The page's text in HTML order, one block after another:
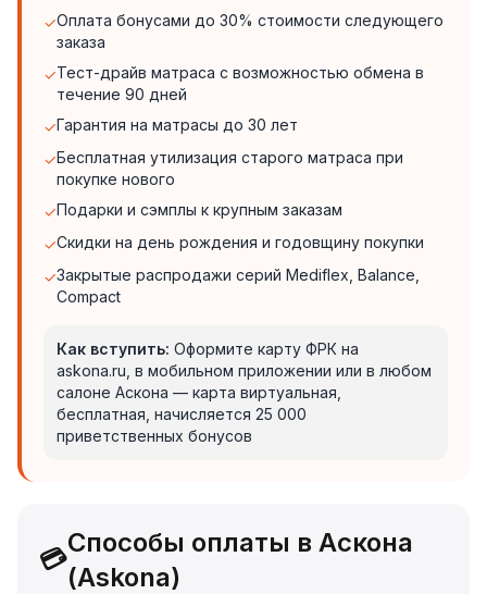
✓Оплата бонусами до 30% стоимости следующего
заказа
✓Тест-драйв матраса с возможностью обмена в
течение 90 дней
✓Гарантия на матрасы до 30 лет
✓Бесплатная утилизация старого матраса при
покупке нового
✓Подарки и сэмплы к крупным заказам
✓Скидки на день рождения и годовщину покупки
✓Закрытые распродажи серий Mediflex, Balance,
Compact
Как вступить: Оформите карту ФРК на
askona.ru, в мобильном приложении или в любом
салоне Аскона — карта виртуальная,
бесплатная, начисляется 25 000
приветственных бонусов
💳
Способы оплаты в Аскона
(Askona)